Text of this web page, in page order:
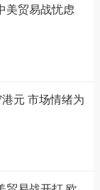
美贸易战忧虑
元 市场情绪为